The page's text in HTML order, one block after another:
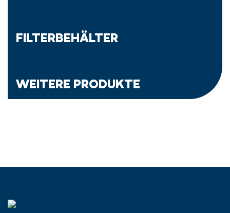
FILTERBEHÄLTER
WEITERE PRODUKTE